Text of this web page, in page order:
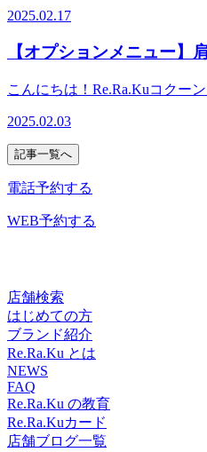
よりお待ちしております！★5
★ 今すぐ OK！ （11時時
間★☆ 13：00～ OK！ （11
ース、時間相談などありまし
玉県さいたま市大宮区吉敷町4-
新都心」駅より徒歩5分コクー
ざいません！！）
都心＿コクーンシティ＿大宮
通常コースも引き落とし時に
でない方は、当日発行も可能
ャンペーンは4月22日（火）ま
期間：4/18(金)～
4/22(火
所】 埼玉県さいたま市大宮区
ィ コクーン2 3F【電話】: 048-
ート横に当店がございます（
ま新都心＿コクーンシティ＿
ま新都心＿コクーンシティ＿大
ってしまってます。そんなお
メンテナンスをしていきまし
ひ作ってくださいね！それで
利用を心よりお待ちしており
能時間★☆ 18：00～OK！（
ン2 3F【電話】: 048-788-1120
新都心」駅より徒歩5分コクー
店がございます（さいたま新
都心＿コクーンシティ＿大宮
ま新都心＿コクーンシティ＿
ま新都心＿コクーンシティ＿大
トルにありますように、2/20（
日でございます。それに伴い
注意くださいますようお願い
日は暖かいですが、どうやら
続くようです。本当に体調を
お身体のメンテナンスをして
ていただきたいです！それで
お待ちしております！★2月
今すぐ OK！☆★ペアでご
電話下さい。
新都心」駅より徒歩5分コクー
店がございます（さいたま新
ざいません！！）
都心＿コクーンシティ＿大宮
ま新都心＿コクーンシティ＿
ま新都心＿コクーンシティ＿大
2025.02.17
【オプションメニュー】
こんにちは！Re.Ra.Kuコクー
報でしたが雨になって良かっ
い2月になりそうですね(´;ω;｀)
るオプションメニュー【肩く
♪ 【肩くびストレッチ】とは、
アではなかなかアプローチが
肉を緩めたい方等にオススメ
(^^)/うつ伏せの通常のもみほぐ
いただき【横向き】→腕周り・
中をぐーーーーーんとストレ
腕・腕の内側・脇などのアプ
ほぐしてもらうだけではあん
の前側が硬いな～」と思って
い！ストレッチなので、普段
違ったスッキリ感が感じられ
2025.02.03
記事一覧へ
電話予約する
WEB予約する
店舗検索
はじめての方
ブランド紹介
Re.Ra.Ku とは
NEWS
FAQ
Re.Ra.Ku の教育
Re.Ra.Kuカード
店舗ブログ一覧